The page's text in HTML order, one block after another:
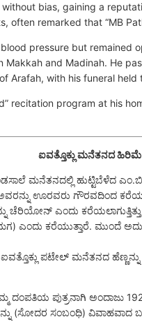
bias, gaining a
often remarked that “MB
pressure but remained
and Madinah. He
Arafah, with his funeral held
recitation program at his
ಐವತ್ತೊಕ್ಲು ಮನೆತನದ
ಮನೆತನದಲ್ಲಿ ಹುಟ್ಟಿಬೆಳೆದ ಎಂ.ಬಿ.
ಊರವರು ಗೌರವದಿಂದ
ಚೆರಿಯೋನ್ ಎಂದು
ಕರೆಯುತ್ತಾರೆ. ಮುಂದೆ
ಪಟೇಲ್ ಮನೆತನದ
ಪುತ್ರನಾಗಿ ಅಂದಾಜು
ಸಂಬಂಧಿ) ವಿವಾಹವಾದ ಬಳಿಕ